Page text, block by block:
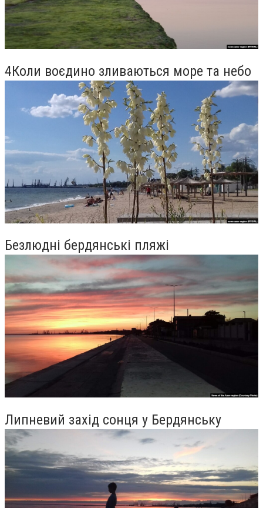
4Коли воєдино зливаються море та небо
Безлюдні бердянські пляжі
Липневий захід сонця у Бердянську